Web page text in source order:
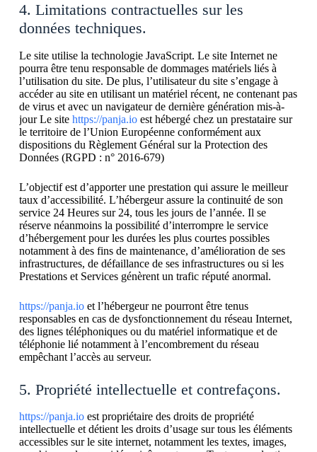
4. Limitations contractuelles sur les
données techniques.
Le site utilise la technologie JavaScript. Le site Internet ne
pourra être tenu responsable de dommages matériels liés à
l’utilisation du site. De plus, l’utilisateur du site s’engage à
accéder au site en utilisant un matériel récent, ne contenant pas
de virus et avec un navigateur de dernière génération mis-à-
jour Le site https://panja.ioest hébergé chez un prestataire sur
le territoire de l’Union Européenne conformément aux
dispositions du Règlement Général sur la Protection des
Données (RGPD : n° 2016-679)
L’objectif est d’apporter une prestation qui assure le meilleur
taux d’accessibilité. L’hébergeur assure la continuité de son
service 24 Heures sur 24, tous les jours de l’année. Il se
réserve néanmoins la possibilité d’interrompre le service
d’hébergement pour les durées les plus courtes possibles
notamment à des fins de maintenance, d’amélioration de ses
infrastructures, de défaillance de ses infrastructures ou si les
Prestations et Services génèrent un trafic réputé anormal.
https://panja.ioet l’hébergeur ne pourront être tenus
responsables en cas de dysfonctionnement du réseau Internet,
des lignes téléphoniques ou du matériel informatique et de
téléphonie lié notamment à l’encombrement du réseau
empêchant l’accès au serveur.
5. Propriété intellectuelle et contrefaçons.
https://panja.ioest propriétaire des droits de propriété
intellectuelle et détient les droits d’usage sur tous les éléments
accessibles sur le site internet, notamment les textes, images,